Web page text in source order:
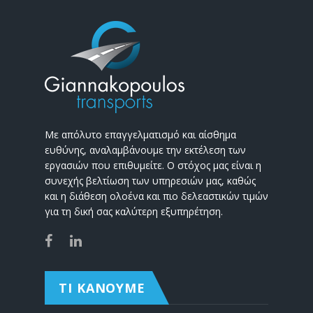
Με απόλυτο επαγγελματισμό και αίσθημα
ευθύνης, αναλαμβάνουμε την εκτέλεση των
εργασιών που επιθυμείτε. Ο στόχος μας είναι η
συνεχής βελτίωση των υπηρεσιών μας, καθώς
και η διάθεση ολοένα και πιο δελεαστικών τιμών
για τη δική σας καλύτερη εξυπηρέτηση.
ΤΙ ΚΑΝΟΥΜΕ